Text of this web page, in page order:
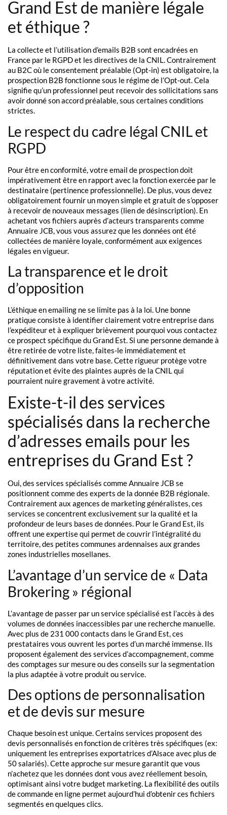
Grand Est de manière légale
et éthique ?
La collecte et l’utilisation d’emails B2B sont encadrées en
France par le RGPD et les directives de la CNIL. Contrairement
au B2C où le consentement préalable (Opt-in) est obligatoire, la
prospection B2B fonctionne sous le régime de l’Opt-out. Cela
signifie qu’un professionnel peut recevoir des sollicitations sans
avoir donné son accord préalable, sous certaines conditions
strictes.
Le respect du cadre légal CNIL et
RGPD
Pour être en conformité, votre email de prospection doit
impérativement être en rapport avec la fonction exercée par le
destinataire (pertinence professionnelle). De plus, vous devez
obligatoirement fournir un moyen simple et gratuit de s’opposer
à recevoir de nouveaux messages (lien de désinscription). En
achetant vos fichiers auprès d’acteurs transparents comme
Annuaire JCB, vous vous assurez que les données ont été
collectées de manière loyale, conformément aux exigences
légales en vigueur.
La transparence et le droit
d’opposition
L’éthique en emailing ne se limite pas à la loi. Une bonne
pratique consiste à identifier clairement votre entreprise dans
l’expéditeur et à expliquer brièvement pourquoi vous contactez
ce prospect spécifique du Grand Est. Si une personne demande à
être retirée de votre liste, faites-le immédiatement et
définitivement dans votre base. Cette rigueur protège votre
réputation et évite des plaintes auprès de la CNIL qui
pourraient nuire gravement à votre activité.
Existe-t-il des services
spécialisés dans la recherche
d’adresses emails pour les
entreprises du Grand Est ?
Oui, des services spécialisés comme Annuaire JCB se
positionnent comme des experts de la donnée B2B régionale.
Contrairement aux agences de marketing généralistes, ces
services se concentrent exclusivement sur la qualité et la
profondeur de leurs bases de données. Pour le Grand Est, ils
offrent une expertise qui permet de couvrir l’intégralité du
territoire, des petites communes ardennaises aux grandes
zones industrielles mosellanes.
L’avantage d’un service de « Data
Brokering » régional
L’avantage de passer par un service spécialisé est l’accès à des
volumes de données inaccessibles par une recherche manuelle.
Avec plus de 231 000 contacts dans le Grand Est, ces
prestataires vous ouvrent les portes d’un marché immense. Ils
proposent également des services d’accompagnement, comme
des comptages sur mesure ou des conseils sur la segmentation
la plus adaptée à votre produit ou service.
Des options de personnalisation
et de devis sur mesure
Chaque besoin est unique. Certains services proposent des
devis personnalisés en fonction de critères très spécifiques (ex:
uniquement les entreprises exportatrices d’Alsace avec plus de
50 salariés). Cette approche sur mesure garantit que vous
n’achetez que les données dont vous avez réellement besoin,
optimisant ainsi votre budget marketing. La flexibilité des outils
de commande en ligne permet aujourd’hui d’obtenir ces fichiers
segmentés en quelques clics.